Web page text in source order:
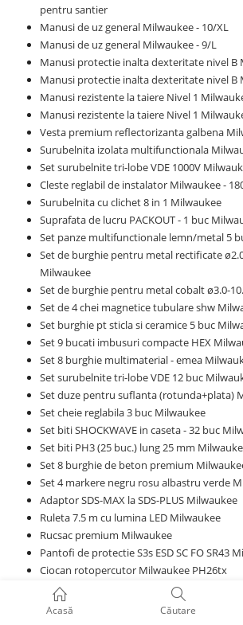
Acasă Căutare
pentru santier
Manusi de uz general Milwaukee - 10/XL
Manusi de uz general Milwaukee - 9/L
Manusi protectie inalta dexteritate nivel B
Manusi protectie inalta dexteritate nivel B
Manusi rezistente la taiere Nivel 1
Manusi rezistente la taiere Nivel 1
Vesta premium reflectorizanta galbena
Surubelnita izolata multifunctionala
Set surubelnite tri-lobe VDE 1000V
Cleste reglabil de instalator Milwaukee -
Surubelnita cu clichet 8 in 1 Milwaukee
Suprafata de lucru PACKOUT - 1 buc
Set panze multifunctionale lemn/metal 5
Set de burghie pentru metal rectificate
Milwaukee
Set de burghie pentru metal cobalt ø3.0-
Set de 4 chei magnetice tubulare shw
Set burghie pt sticla si ceramice 5 buc
Set 9 bucati imbusuri compacte HEX
Set 8 burghie multimaterial - emea
Set surubelnite tri-lobe VDE 12 buc
Set duze pentru suflanta (rotunda+plata)
Set cheie reglabila 3 buc Milwaukee
Set biti SHOCKWAVE in caseta - 32 buc
Set biti PH3 (25 buc.) lung 25 mm
Set 8 burghie de beton premium
Set 4 markere negru rosu albastru verde
Adaptor SDS-MAX la SDS-PLUS Milwaukee
Ruleta 7.5 m cu lumina LED Milwaukee
Rucsac premium Milwaukee
Pantofi de protectie S3s ESD SC FO SR43
Ciocan rotopercutor Milwaukee PH26tx
Role taietoare pentru 54 mm pipe cutter
Panza sabie Sawzall b 200x10/14t-5pc